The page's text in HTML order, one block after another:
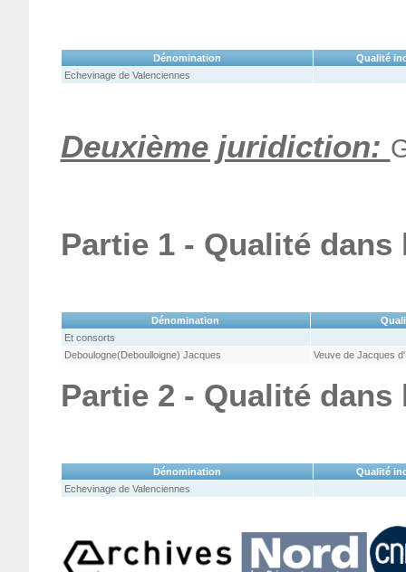
Dénomination
Qualité
Echevinage de Valenciennes
Deuxième juridiction:
Partie 1 - Qualité
Dénomination
Et consorts
Deboulogne(Deboulloigne) Jacques
Veuve de Jacques
Partie 2 - Qualité
Dénomination
Qualité
Echevinage de Valenciennes